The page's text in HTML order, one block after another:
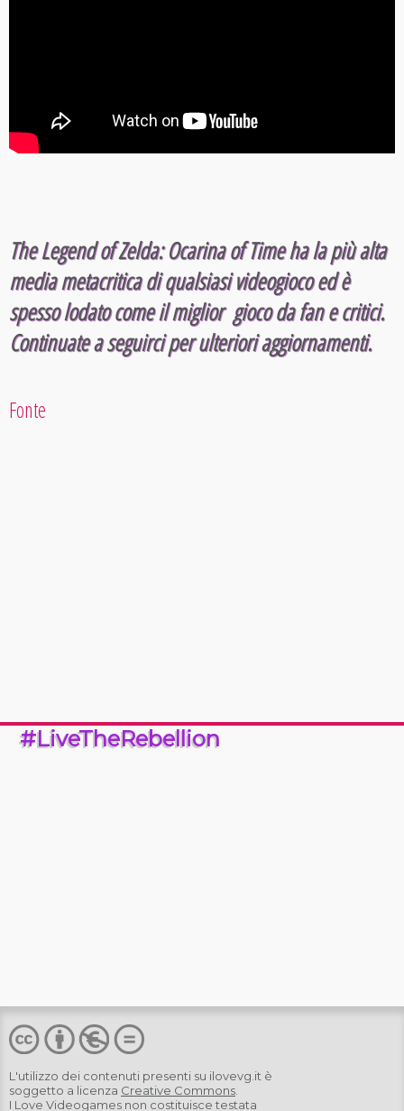
The Legend of Zelda: Ocarina of Time ha la più alta
media metacritica di qualsiasi videogioco ed è
spesso lodato come il miglior gioco da fan e critici.
Continuate a seguirci per ulteriori aggiornamenti.
Fonte
#LiveTheRebellion
L'utilizzo dei contenuti presenti su ilovevg.it è
soggetto a licenza Creative Commons.
I Love Videogames non costituisce testata